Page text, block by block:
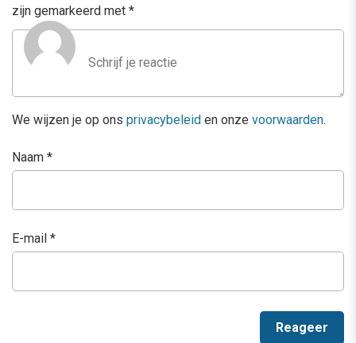
zijn gemarkeerd met *
We wijzen je op ons privacybeleid en onze voorwaarden.
Naam *
E-mail *